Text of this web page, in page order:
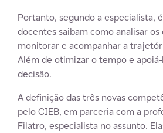
Portanto, segundo a especialista,
docentes saibam como analisar os
monitorar e acompanhar a
Além de otimizar o tempo e
decisão.
A definição das três novas
pelo CIEB, em parceria com a
Filatro, especialista no assunto.